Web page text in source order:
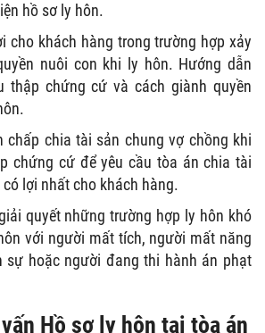
hồ sơ ly hôn.
cho khách hàng trong trường hợp xảy
nuôi con khi ly hôn. Hướng dẫn
thập chứng cứ và cách giành quyền
chấp chia tài sản chung vợ chồng khi
chứng cứ để yêu cầu tòa án chia tài
lợi nhất cho khách hàng.
quyết những trường hợp ly hôn khó
với người mất tích, người mất năng
sự hoặc người đang thi hành án phạt
Hồ sơ ly hôn tại tòa án